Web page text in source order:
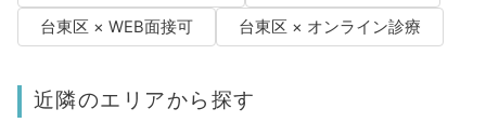
台東区 × WEB面接可
台東区 × オンライン診療
近隣のエリアから探す